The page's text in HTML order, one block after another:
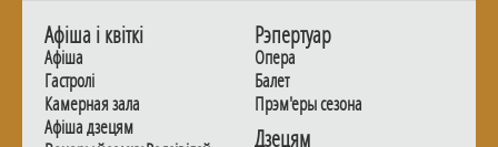
Афiша i квiткi
Афiша
Гастролi
Камерная зала
Афiша дзецям
Рэпертуар
Опера
Балет
Прэм'еры сезона
Дзецям